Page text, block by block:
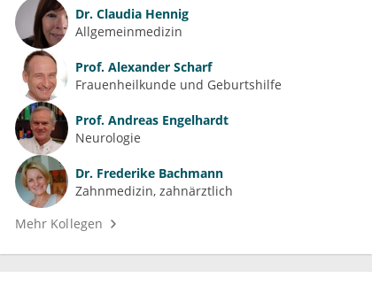
Dr. Claudia Hennig
Allgemeinmedizin
Prof. Alexander Scharf
Frauenheilkunde und Geburtshilfe
Prof. Andreas Engelhardt
Neurologie
Dr. Frederike Bachmann
Zahnmedizin, zahnärztlich
Mehr Kollegen